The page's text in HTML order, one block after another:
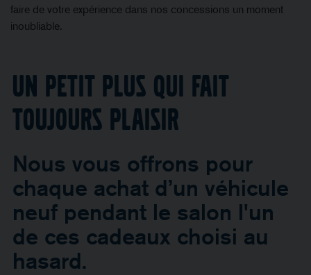
faire de votre expérience dans nos concessions un moment
inoubliable.
Un petit plus qui fait
toujours plaisir
Nous vous offrons pour
chaque achat d’un véhicule
neuf pendant le salon l'un
de ces cadeaux choisi au
hasard.